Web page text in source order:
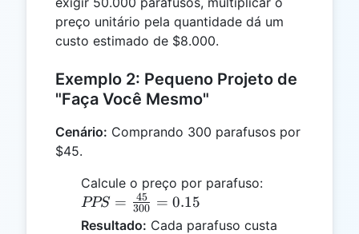
preço unitário pela quantidade dá um
custo estimado de $8.000.
Exemplo 2: Pequeno Projeto de
"Faça Você Mesmo"
Cenário: Comprando 300 parafusos por
$45.
Calcule o preço por parafuso:
{300} =
PPS = 300
45 = 0.15
Resultado: Cada parafuso custa